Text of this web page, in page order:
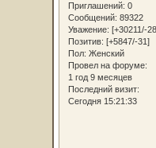
Приглашений: 0
Сообщений: 89322
Уважение: [+30211/-
Позитив: [+5847/-31]
Пол: Женский
Провел на форуме:
1 год 9 месяцев
Последний визит:
Сегодня 15:21:33